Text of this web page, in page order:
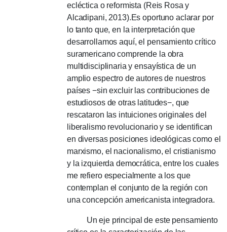
ecléctica o reformista (Reis Rosa y
Alcadipani, 2013).Es oportuno aclarar por
lo tanto que, en la interpretación que
desarrollamos aquí, el pensamiento crítico
suramericano comprende la obra
multidisciplinaria y ensayística de un
amplio espectro de autores de nuestros
países −sin excluir las contribuciones de
estudiosos de otras latitudes−, que
rescataron las intuiciones originales del
liberalismo revolucionario y se identifican
en diversas posiciones ideológicas como el
marxismo, el nacionalismo, el cristianismo
y la izquierda democrática, entre los cuales
me refiero especialmente a los que
contemplan el conjunto de la región con
una concepción americanista integradora.
Un eje principal de este pensamiento